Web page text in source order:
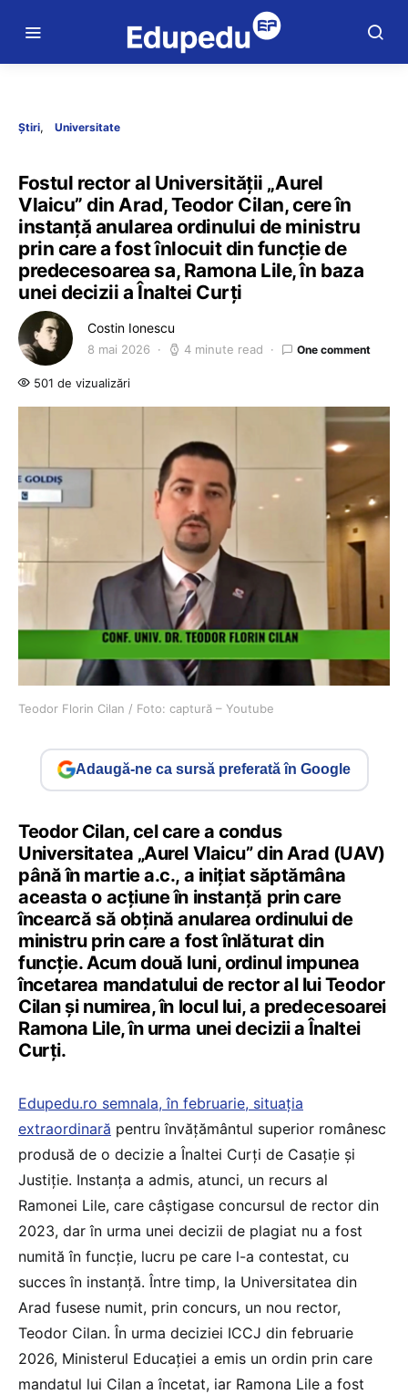
Știri Universitate
Fostul rector al Universității „Aurel
Vlaicu” din Arad, Teodor Cilan, cere în
instanță anularea ordinului de ministru
prin care a fost înlocuit din funcție de
predecesoarea sa, Ramona Lile, în baza
unei decizii a Înaltei Curți
Costin Ionescu
8 mai 2026 4 minute read One comment
501 de vizualizări
Teodor Florin Cilan / Foto: captură – Youtube
Adaugă-ne ca sursă preferată în Google
Teodor Cilan, cel care a condus
Universitatea „Aurel Vlaicu” din Arad (UAV)
până în martie a.c., a inițiat săptămâna
aceasta o acțiune în instanță prin care
încearcă să obțină anularea ordinului de
ministru prin care a fost înlăturat din
funcție. Acum două luni, ordinul impunea
încetarea mandatului de rector al lui Teodor
Cilan și numirea, în locul lui, a predecesoarei
Ramona Lile, în urma unei decizii a Înaltei
Curți.
Edupedu.ro semnala, în februarie, situația
extraordinară pentru învățământul superior românesc
produsă de o decizie a Înaltei Curți de Casație și
Justiție. Instanța a admis, atunci, un recurs al
Ramonei Lile, care câștigase concursul de rector din
2023, dar în urma unei decizii de plagiat nu a fost
numită în funcție, lucru pe care l-a contestat, cu
succes în instanță. Între timp, la Universitatea din
Arad fusese numit, prin concurs, un nou rector,
Teodor Cilan. În urma deciziei ICCJ din februarie
2026, Ministerul Educației a emis un ordin prin care
mandatul lui Cilan a încetat, iar Ramona Lile a fost